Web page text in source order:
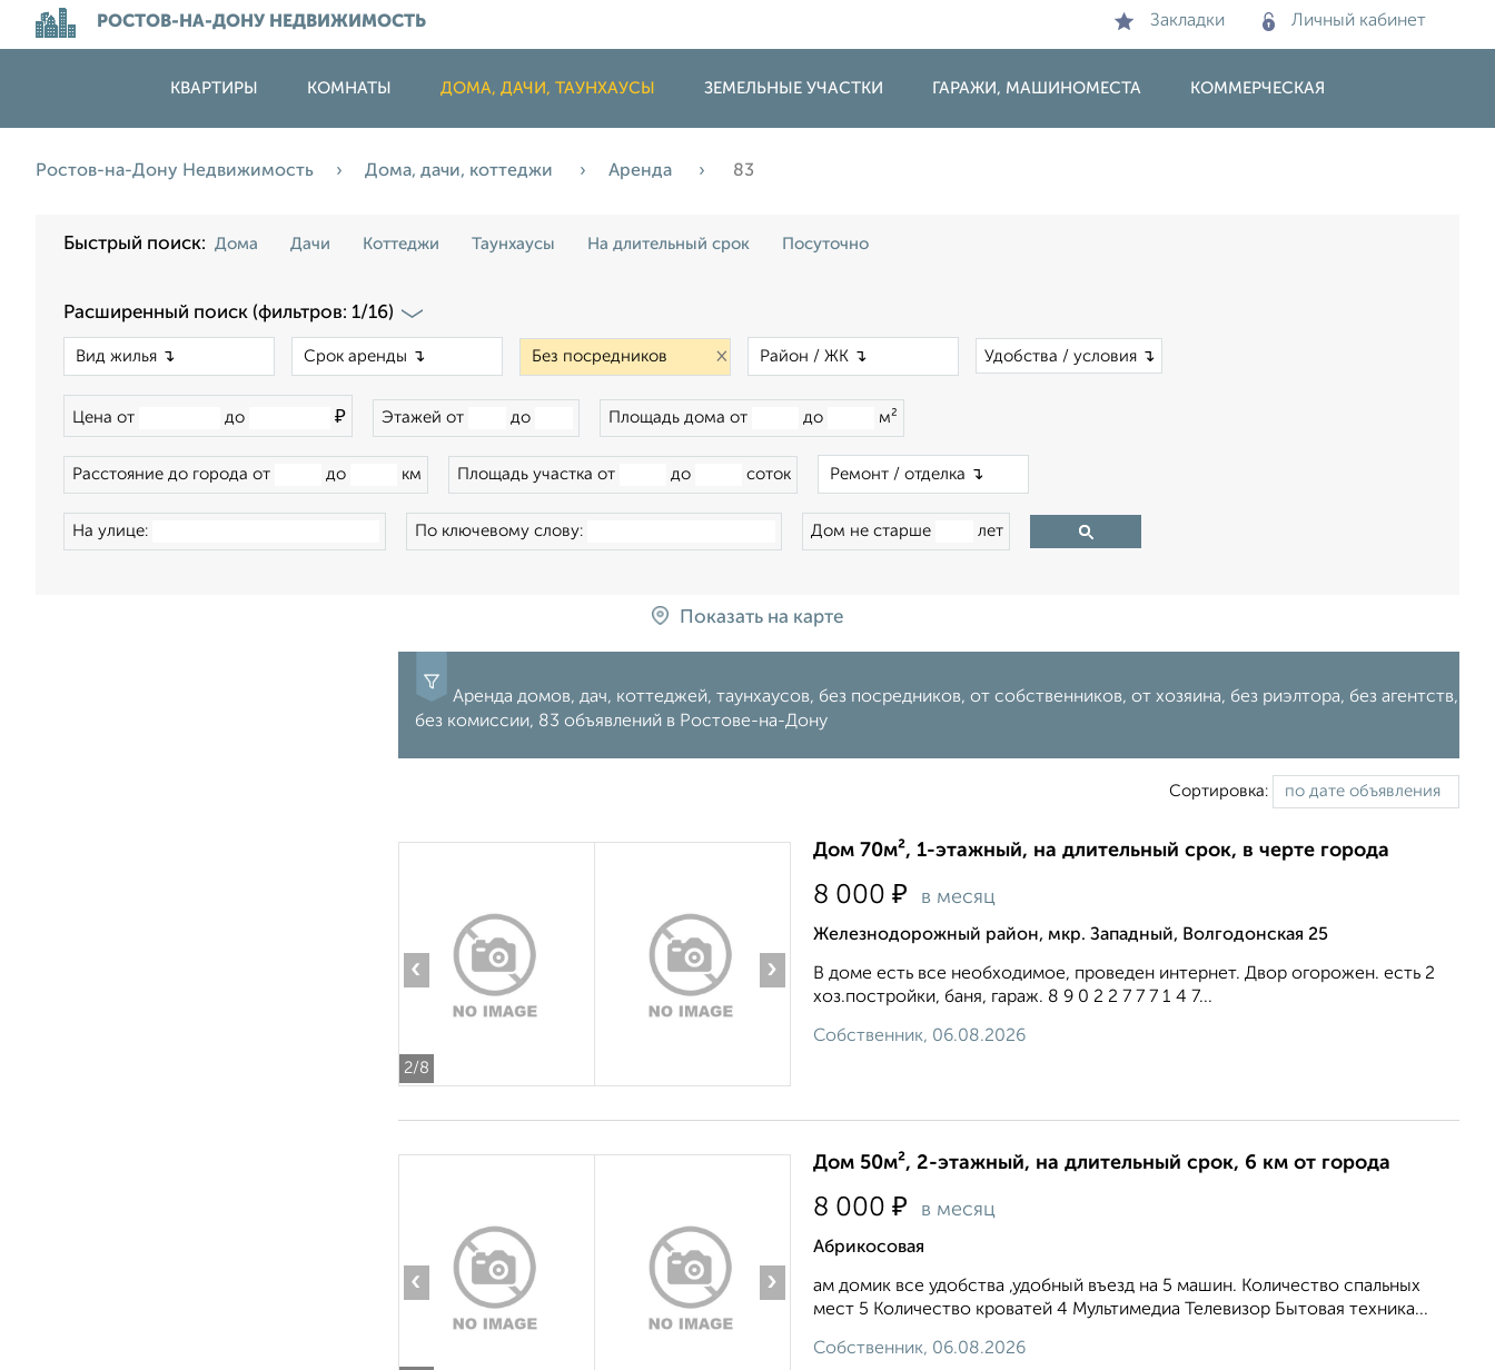
РОСТОВ-НА-ДОНУ НЕДВИЖИМОСТЬ Закладки Личный кабинет
КВАРТИРЫ КОМНАТЫ ДОМА, ДАЧИ, ТАУНХАУСЫ ЗЕМЕЛЬНЫЕ УЧАСТКИ ГАРАЖИ, МАШИНОМЕСТА КОММЕРЧЕСКАЯ
Ростов-на-Дону Недвижимость Дома, дачи, коттеджи Аренда 83
Быстрый поиск: Дома Дачи Коттеджи Таунхаусы На длительный срок Посуточно
Расширенный поиск (фильтров: 1/16)
× Удобства / условия ↴
Цена от до ₽ Этажей от до Площадь дома от до м²
Расстояние до города от до км Площадь участка от до соток
На улице: По ключевому слову: Дом не старше лет
Показать на карте
Аренда домов, дач, коттеджей, таунхаусов, без посредников, от собственников, от хозяина, без риэлтора, без агентств,
без комиссии, 83 объявлений в Ростове-на-Дону
Сортировка:
2/8
‹ ›
Дом 70м², 1-этажный, на длительный срок, в черте города
8 000 ₽ в месяц
Железнодорожный район, мкр. Западный, Волгодонская 25
В доме есть все необходимое, проведен интернет. Двор огорожен. есть 2
хоз.постройки, баня, гараж. 8 9 0 2 2 7 7 7 1 4 7...
Собственник, 06.08.2026
‹ ›
Дом 50м², 2-этажный, на длительный срок, 6 км от города
8 000 ₽ в месяц
Абрикосовая
ам домик все удобства ,удобный въезд на 5 машин. Количество спальных
мест 5 Количество кроватей 4 Мультимедиа Телевизор Бытовая техника...
Собственник, 06.08.2026